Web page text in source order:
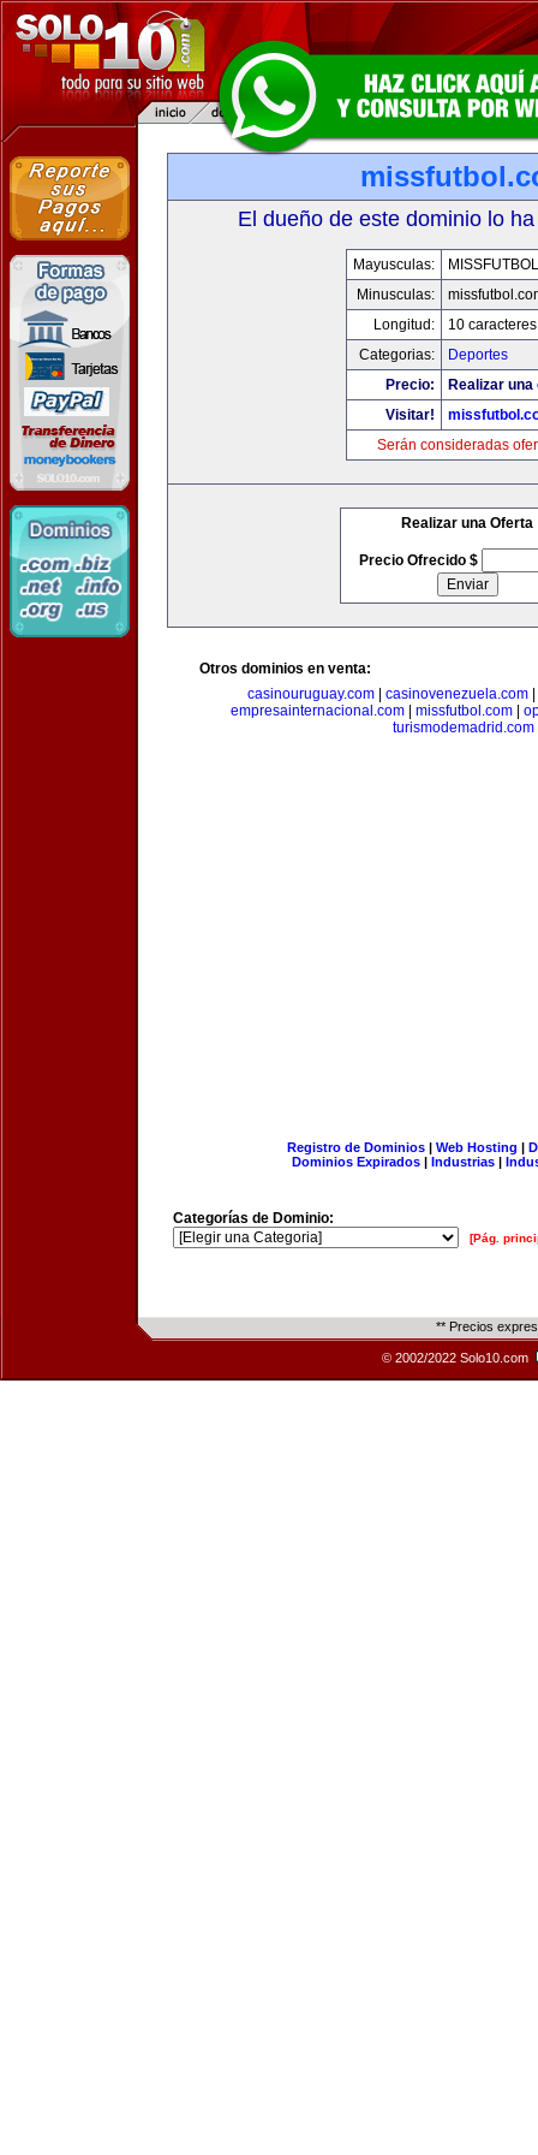
El dueño de este dominio lo
Mayusculas:
Minusculas:
Longitud:
10 caracteres
Categorias:
Deportes
Precio:
Realizar
Visitar!
Serán consideradas
Realizar una Oferta
Precio Ofrecido $
Otros dominios en venta:
casinouruguay.com| casinovenezuela.com|
empresainternacional.com| missfutbol.com|
turismodemadrid.com
Registro de Dominios| Web Hosting |
Dominios Expirados | Industrias |
Categorías de Dominio:
[Pág.
** Precios
© 2002/2022 Solo10.com